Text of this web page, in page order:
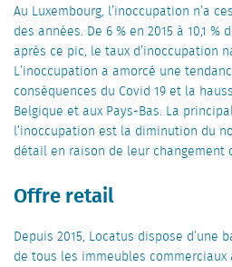
Au Luxembourg, l’inoccupation n’a
des années. De 6 % en 2015 à 10,1
après ce pic, le taux d’inoccupation
L’inoccupation a amorcé une
conséquences du Covid 19 et la
Belgique et aux Pays-Bas. La
l’inoccupation est la diminution du
détail en raison de leur changement
Offre retail
Depuis 2015, Locatus dispose d’une
de tous les immeubles commerciaux